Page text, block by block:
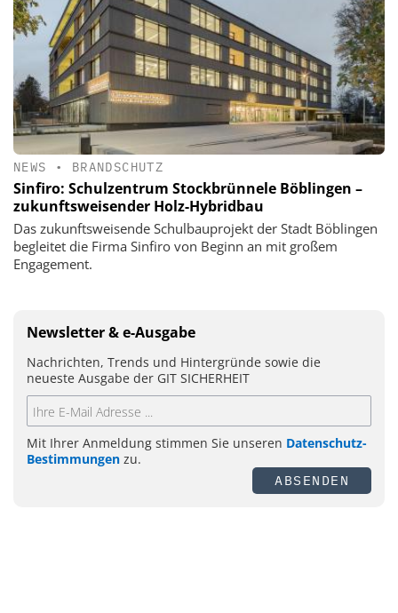
NEWS • BRANDSCHUTZ
Sinfiro: Schulzentrum Stockbrünnele Böblingen –
zukunftsweisender Holz-Hybridbau
Das zukunftsweisende Schulbauprojekt der Stadt Böblingen
begleitet die Firma Sinfiro von Beginn an mit großem
Engagement.
Newsletter & e-Ausgabe
Nachrichten, Trends und Hintergründe sowie die
neueste Ausgabe der GIT SICHERHEIT
Mit Ihrer Anmeldung stimmen Sie unseren Datenschutz-
Bestimmungen zu.
ABSENDEN